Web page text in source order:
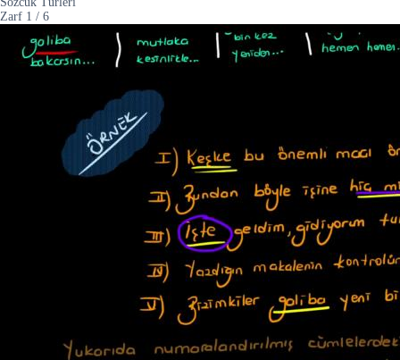
Zarf 1 / 6